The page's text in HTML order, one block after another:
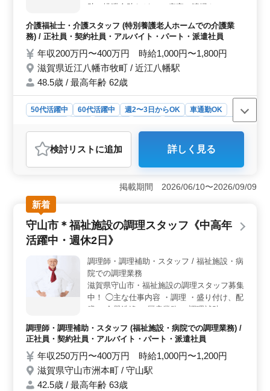
助、排泄介助など） ・病室の清掃やシーツ
・入居者の健康管理 ・身体機能の維持・回
復サポート ・介護記録作成 ・申し送り 備考
＊シフト制(週3日以上相談可能) ＊交通費実
費支給 ＊日勤のみ応相談 ご応募お待ちして
おります♪
介護福祉士・介護スタッフ (特別養護老人ホームでの介護業
務) / 正社員・契約社員・アルバイト・パート・派遣社員
年収200万円〜400万円 時給1,000円〜1,800円
滋賀県近江八幡市牧町 / 近江八幡駅
48.5歳 / 最高年齢 62歳
50代活躍中 60代活躍中 週2〜3日からOK
車通勤OK
派遣社員
介護福祉士・介護スタッフ
おすすめポイント
＜アクセスと勤務の柔軟性＞ 近江八幡市のこの施設は
アクセスが良好で、車通勤も可能です。週2〜3日からの
勤務が可能なシフト制を取り入れており、働きやすい環
境を提供しています。 ＜シニア世代の活躍と福利厚
生＞ 50代、60代も在籍しておりで、シニア世代のスタ
ッフが経験と知識を活かし活躍しています。また、雇
用・労災・健康・厚生の社会保険が完備されており、安
＞ 男女比が3:7と女性が多く活躍している職場です。
職場はアットホームな雰囲気で、受動喫煙対策がしっか
りと行われている禁煙環境で、働きやすい職場環境が整
っています。
検討リスト に追加 詳しく見る
掲載期間 2026/06/10〜2026/09/09
新着
守山市＊福祉施設の調理スタッフ《中高年
活躍中・週休2日》
調理師・調理補助・スタッフ / 福祉施設・病
院での調理業務
滋賀県守山市・福祉施設の調理スタッフ募集
中！ ◯主な仕事内容 ・調理 ・盛り付け、配
膳 ・食器洗浄 ・厨房業務 ・調理補助 ＊週
カー通勤OK！（無料駐車場あり） ＊社会保
険完備 今までのご経験を活かせる職場で
す！ ブランク有でもご応募可能。 まずはお
問い合わせを！
調理師・調理補助・スタッフ (福祉施設・病院での調理業務) /
正社員・契約社員・アルバイト・パート・派遣社員
年収250万円〜400万円 時給1,000円〜1,200円
滋賀県守山市洲本町 / 守山駅
42.5歳 / 最高年齢 63歳